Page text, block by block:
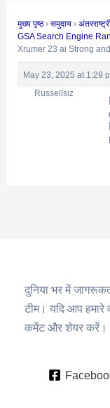
मुख्य पृष्ठ › समुदाय ›
GSA Search Engine
Xrumer 23 ai Strong
May 23, 2025 at 1:29
Russellsiz
दुनिया भर में
टीम। यदि आप हमारे
कमेंट और शेयर करें।